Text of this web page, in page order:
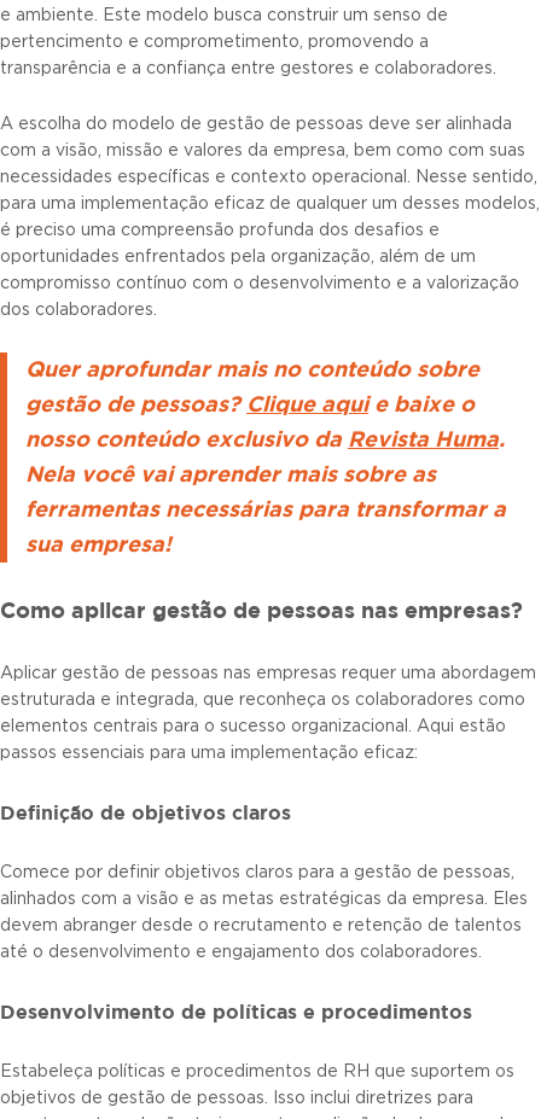
e ambiente. Este modelo busca construir um senso de
pertencimento e comprometimento, promovendo a
transparência e a confiança entre gestores e colaboradores.
A escolha do modelo de gestão de pessoas deve ser alinhada
com a visão, missão e valores da empresa, bem como com suas
necessidades específicas e contexto operacional. Nesse sentido,
para uma implementação eficaz de qualquer um desses modelos,
é preciso uma compreensão profunda dos desafios e
oportunidades enfrentados pela organização, além de um
compromisso contínuo com o desenvolvimento e a valorização
dos colaboradores.
Quer aprofundar mais no conteúdo sobre
gestão de pessoas? Clique aquie baixe o
nosso conteúdo exclusivo da Revista Huma.
Nela você vai aprender mais sobre as
ferramentas necessárias para transformar a
sua empresa!
Como aplicar gestão de pessoas nas empresas?
Aplicar gestão de pessoas nas empresas requer uma abordagem
estruturada e integrada, que reconheça os colaboradores como
elementos centrais para o sucesso organizacional. Aqui estão
passos essenciais para uma implementação eficaz:
Definição de objetivos claros
Comece por definir objetivos claros para a gestão de pessoas,
alinhados com a visão e as metas estratégicas da empresa. Eles
devem abranger desde o recrutamento e retenção de talentos
até o desenvolvimento e engajamento dos colaboradores.
Desenvolvimento de políticas e procedimentos
Estabeleça políticas e procedimentos de RH que suportem os
objetivos de gestão de pessoas. Isso inclui diretrizes para